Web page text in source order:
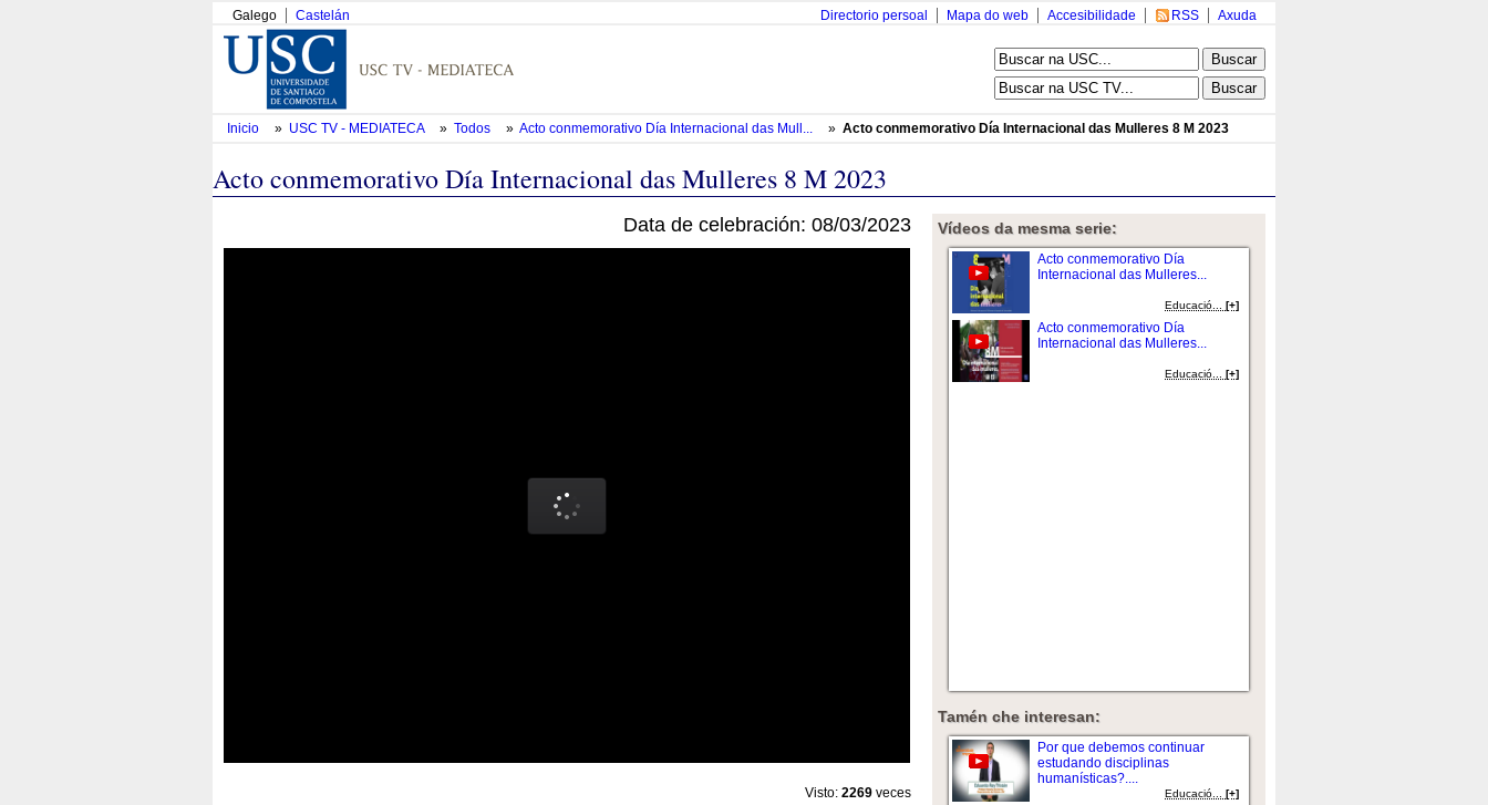
Galego Castelán Axuda
RSS
Accesibilidade
Mapa do web
Directorio persoal
Inicio » USC TV - MEDIATECA » Todos » Acto conmemorativo Día Internacional das Mull... » Acto conmemorativo Día Internacional das Mulleres 8 M 2023
Acto conmemorativo Día Internacional das Mulleres 8 M 2023
Data de celebración: 08/03/2023
Visto: 2269 veces
Vídeos da mesma serie:
Acto conmemorativo Día
Internacional das Mulleres...
Educació...[+]
Acto conmemorativo Día
Internacional das Mulleres...
Educació... [+]
Tamén che interesan:
Por que debemos continuar
estudando disciplinas
humanísticas?....
Educació...[+]